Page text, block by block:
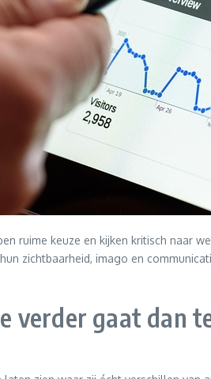
ruime keuze en kijken kritisch naar
zichtbaarheid, imago en
verder gaat dan